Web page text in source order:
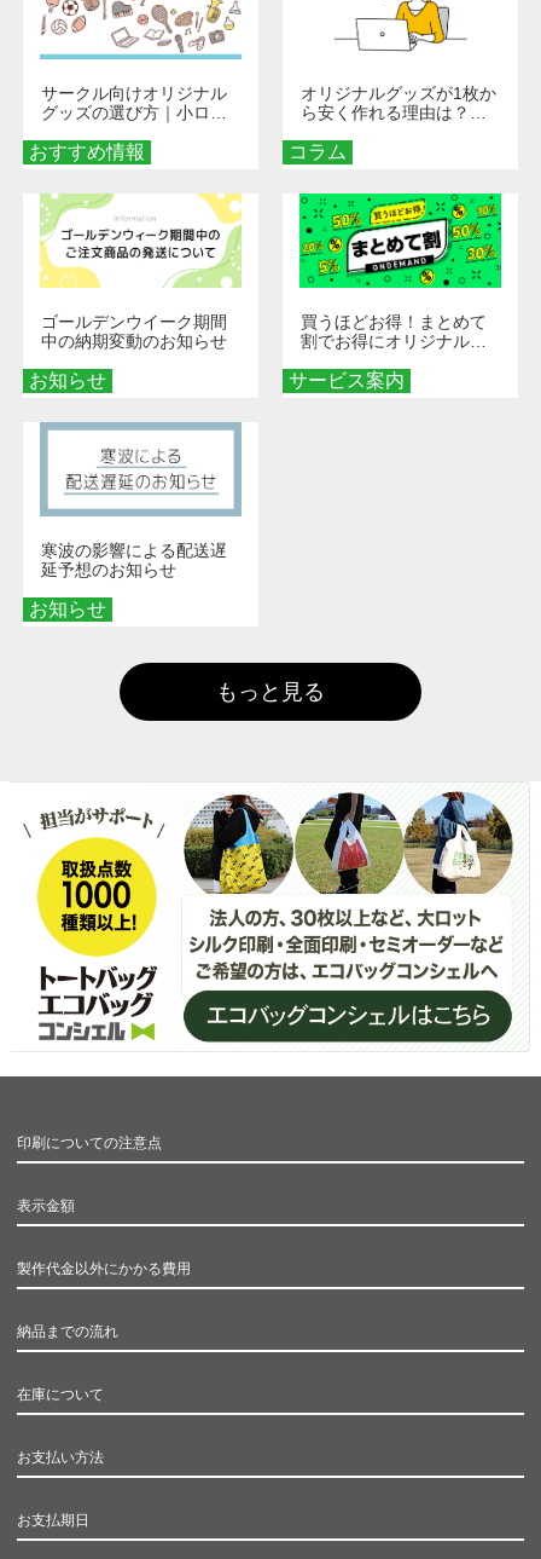
おすすめ情報
サークル向けオリジナル
グッズの選び方｜小ロッ
める秘訣
コラム
オリジナルグッズが1枚か
ら安く作れる理由は？オ
とメリットを解説
お知らせ
ゴールデンウイーク期間
中の納期変動のお知らせ
サービス案内
買うほどお得！まとめて
割でお得にオリジナルグ
お知らせ
寒波の影響による配送遅
延予想のお知らせ
もっと見る
印刷についての注意点
表示金額
製作代金以外にかかる費用
納品までの流れ
在庫について
お支払い方法
お支払期日